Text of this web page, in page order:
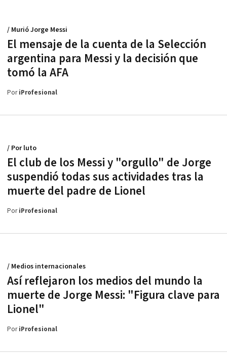
El mensaje de la cuenta de la Selección
argentina para Messi y la decisión que
tomó la AFA
/ Murió Jorge Messi
PoriProfesional
El club de los Messi y "orgullo" de Jorge
suspendió todas sus actividades tras la
muerte del padre de Lionel
/ Por luto
PoriProfesional
Así reflejaron los medios del mundo la
muerte de Jorge Messi: "Figura clave para
Lionel"
/ Medios internacionales
PoriProfesional